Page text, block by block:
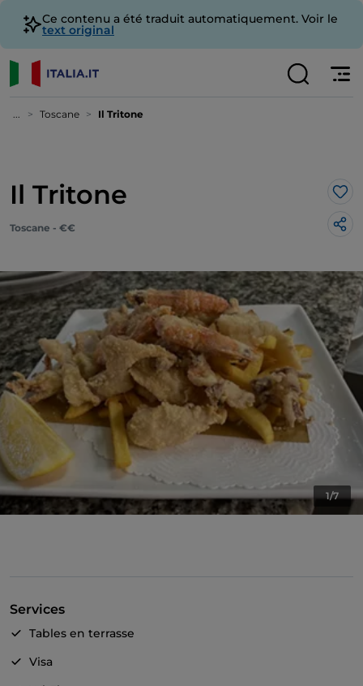
Ce contenu a été traduit automatiquement. Voir le
text original
... Toscane Il Tritone
Il Tritone
Toscane - €€
1/7
Services
Tables en terrasse
Visa